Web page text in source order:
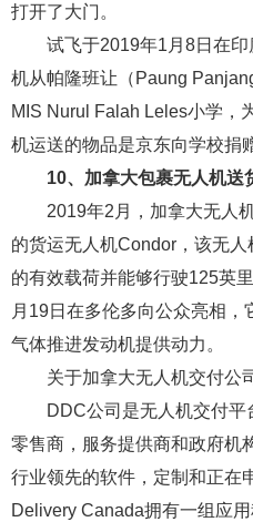
打开了大门。
试飞于2019年1月8日在
机从帕隆班让（Paung
MIS Nurul Falah Leles小学，
机运送的物品是京东向学校捐
10、加拿大包裹无人机送
2019年2月，加拿大无人
的货运无人机Condor，该无人
的有效载荷并能够行驶125英
月19日在多伦多向公众亮相
气体推进发动机提供动力。
关于加拿大无人机交付公
DDC公司是无人机交付
零售商，服务提供商和政府机
行业领先的软件，定制和正在
Delivery Canada拥有一组应